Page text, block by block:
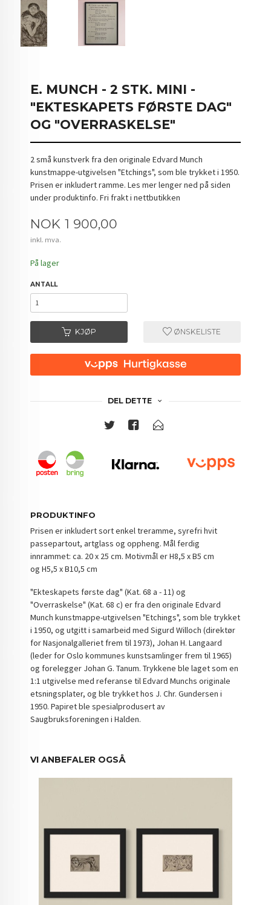
E. MUNCH - 2 STK. MINI -
"EKTESKAPETS FØRSTE DAG"
OG "OVERRASKELSE"
2 små kunstverk fra den originale Edvard Munch
kunstmappe-utgivelsen "Etchings", som ble trykket i 1950.
Prisen er inkludert ramme. Les mer lenger ned på siden
under produktinfo. Fri frakt i nettbutikken
Pris
NOK 1 900,00
inkl. mva.
På lager
ANTALL
KJØP ØNSKELISTE
DEL DETTE
PRODUKTINFO
Prisen er inkludert sort enkel treramme, syrefri hvit
passepartout, artglass og oppheng. Mål ferdig
innrammet: ca. 20 x 25 cm. Motivmål er H8,5 x B5 cm
og H5,5 x B10,5 cm
"Ekteskapets første dag" (Kat. 68 a - 11) og
"Overraskelse" (Kat. 68 c) er fra den originale Edvard
Munch kunstmappe-utgivelsen "Etchings", som ble trykket
i 1950, og utgitt i samarbeid med Sigurd Willoch (direktør
for Nasjonalgalleriet frem til 1973), Johan H. Langaard
(leder for Oslo kommunes kunstsamlinger frem til 1965)
og forelegger Johan G. Tanum. Trykkene ble laget som en
1:1 utgivelse med referanse til Edvard Munchs originale
etsningsplater, og ble trykket hos J. Chr. Gundersen i
1950. Papiret ble spesialprodusert av
Saugbruksforeningen i Halden.
VI ANBEFALER OGSÅ